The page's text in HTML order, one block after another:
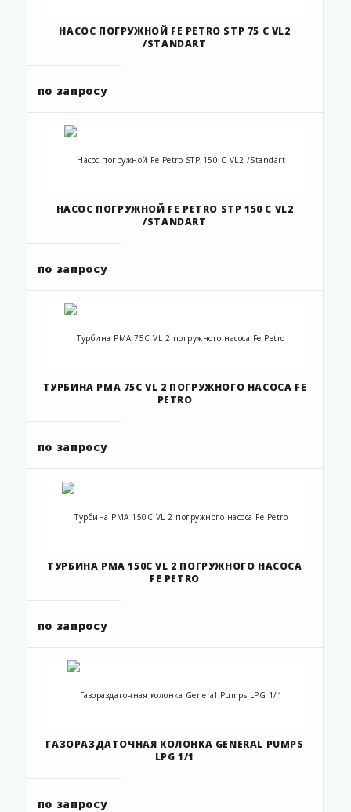
НАСОС ПОГРУЖНОЙ FE PETRO STP 75 C VL2
/STANDART
по запросу
НАСОС ПОГРУЖНОЙ FE PETRO STP 150 C VL2
/STANDART
по запросу
ТУРБИНА PMA 75C VL 2 ПОГРУЖНОГО НАСОСА FE
PETRO
по запросу
ТУРБИНА PMA 150C VL 2 ПОГРУЖНОГО НАСОСА
FE PETRO
по запросу
ГАЗОРАЗДАТОЧНАЯ КОЛОНКА GENERAL PUMPS
LPG 1/1
по запросу